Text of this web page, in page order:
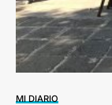
MI DIARIO